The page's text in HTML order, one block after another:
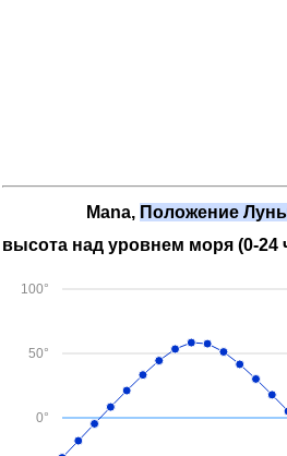
Mana, Положение
высота над уровнем моря (0-24
0°
50°
100°